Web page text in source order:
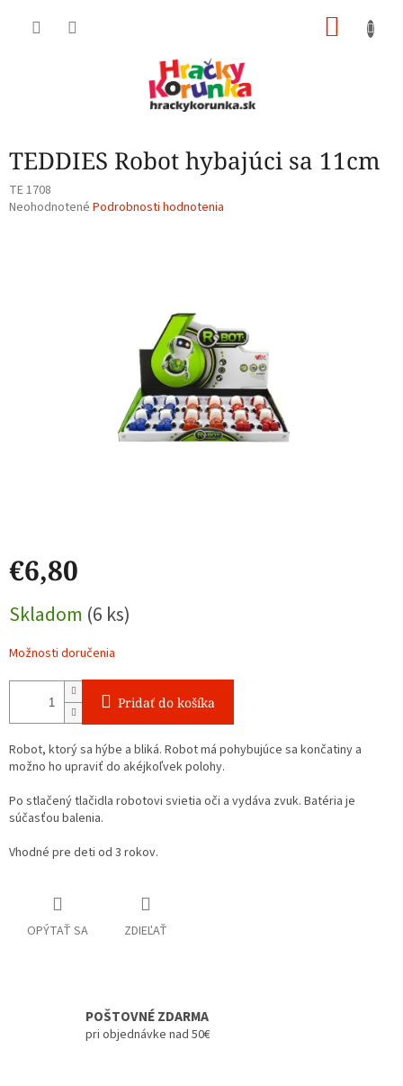
TEDDIES Robot hybajúci sa 11cm
TE 1708
Priemerné
Neohodnotené Podrobnosti hodnotenia
€6,80
cena:
Skladom (6 ks)
Možnosti doručenia
Pridať do košíka
Robot, ktorý sa hýbe a bliká. Robot má pohybujúce sa končatiny a
možno ho upraviť do akéjkoľvek polohy.
Po stlačený tlačidla robotovi svietia oči a vydáva zvuk. Batéria je
súčasťou balenia.
Vhodné pre deti od 3 rokov.
OPÝTAŤ SA ZDIEĽAŤ
POŠTOVNÉ ZDARMA
pri objednávke nad 50€